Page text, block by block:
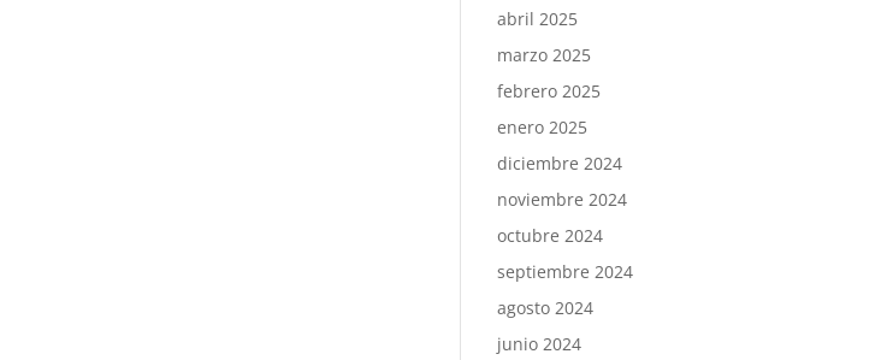
abril 2025
marzo 2025
febrero 2025
enero 2025
diciembre 2024
noviembre 2024
octubre 2024
septiembre 2024
agosto 2024
junio 2024